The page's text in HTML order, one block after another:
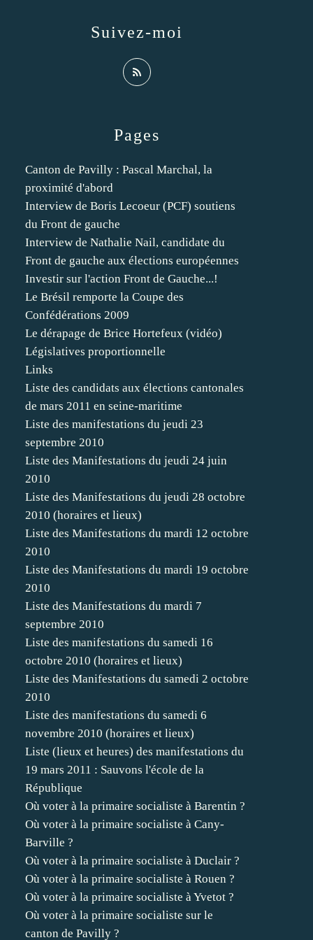
Pages
Canton de Pavilly : Pascal Marchal, la
proximité d'abord
Interview de Boris Lecoeur (PCF) soutiens
du Front de gauche
Interview de Nathalie Nail, candidate du
Front de gauche aux élections européennes
Investir sur l'action Front de Gauche...!
Le Brésil remporte la Coupe des
Confédérations 2009
Le dérapage de Brice Hortefeux (vidéo)
Législatives proportionnelle
Links
Liste des candidats aux élections cantonales
de mars 2011 en seine-maritime
Liste des manifestations du jeudi 23
septembre 2010
Liste des Manifestations du jeudi 24 juin
2010
Liste des Manifestations du jeudi 28 octobre
2010 (horaires et lieux)
Liste des Manifestations du mardi 12 octobre
2010
Liste des Manifestations du mardi 19 octobre
2010
Liste des Manifestations du mardi 7
septembre 2010
Liste des manifestations du samedi 16
octobre 2010 (horaires et lieux)
Liste des Manifestations du samedi 2 octobre
2010
Liste des manifestations du samedi 6
novembre 2010 (horaires et lieux)
Liste (lieux et heures) des manifestations du
19 mars 2011 : Sauvons l'école de la
République
Où voter à la primaire socialiste à Barentin ?
Où voter à la primaire socialiste à Cany-
Barville ?
Où voter à la primaire socialiste à Duclair ?
Où voter à la primaire socialiste à Rouen ?
Où voter à la primaire socialiste à Yvetot ?
Où voter à la primaire socialiste sur le
canton de Pavilly ?
Suivez-moi